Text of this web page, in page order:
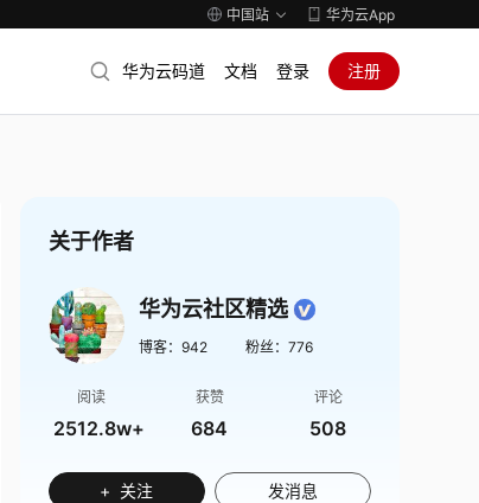
中国站 华为云App
华为云码道 文档 登录 注册
关于作者
华为云社区精选
博客： 942 粉丝： 776
阅读
2512.8w+
获赞
684
评论
508
+ 关注 发消息